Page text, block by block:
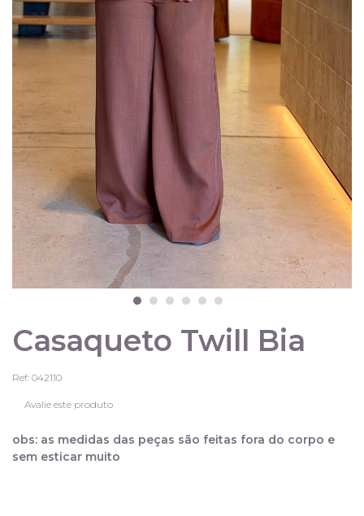
Casaqueto Twill Bia
Ref: 042110
Avalie este produto
obs: as medidas das peças são feitas fora do corpo e
sem esticar muito